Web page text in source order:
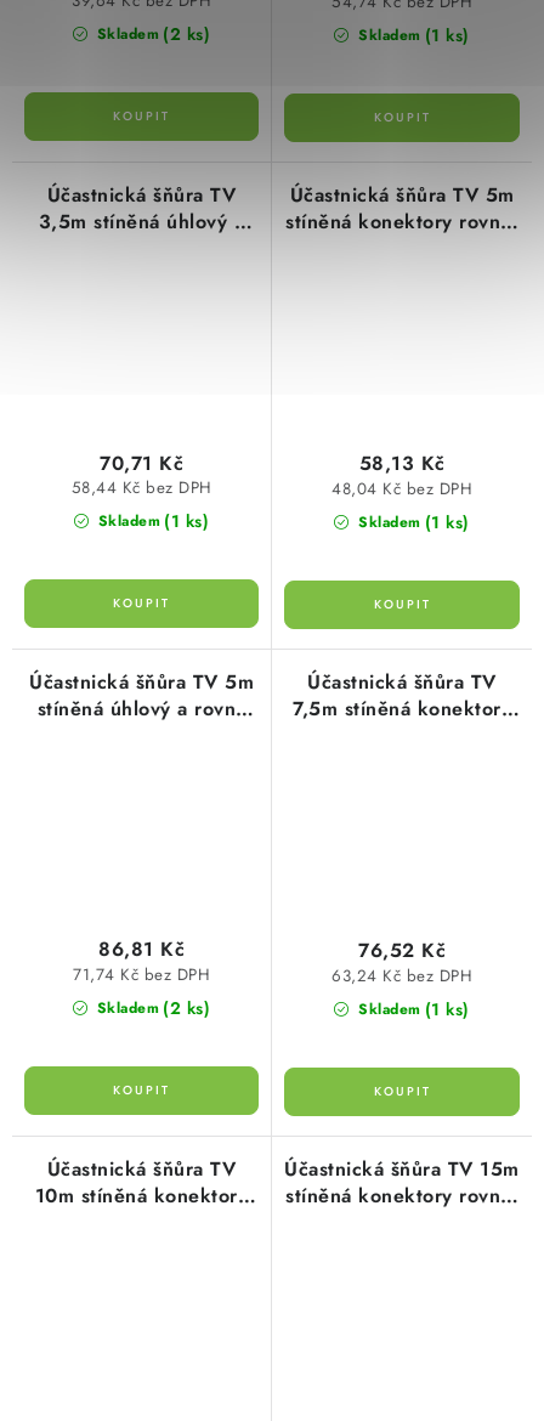
Skladem (2 ks) Skladem (1 ks)
Účastnická šňůra TV
3,5m stíněná úhlový a
Skladem (1 ks)
58,44 Kč bez DPH
70,71 Kč
Účastnická šňůra TV 5m
stíněná konektory rovné,
Skladem (1 ks)
48,04 Kč bez DPH
58,13 Kč
Účastnická šňůra TV 5m
stíněná úhlový a rovný
Skladem (2 ks)
71,74 Kč bez DPH
86,81 Kč
Účastnická šňůra TV
7,5m stíněná konektory
Skladem (1 ks)
63,24 Kč bez DPH
76,52 Kč
Účastnická šňůra TV
10m stíněná konektory
Účastnická šňůra TV 15m
stíněná konektory rovné,